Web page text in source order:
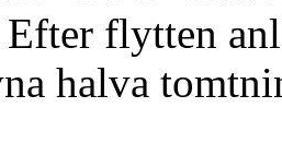
flytten
halva